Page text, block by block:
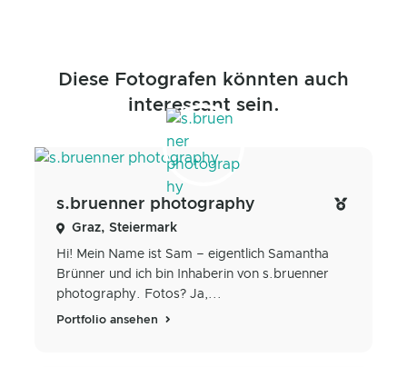
Diese Fotografen könnten auch
interessant sein.
s.bruenner photography
Graz, Steiermark
Hi! Mein Name ist Sam – eigentlich Samantha
Brünner und ich bin Inhaberin von s.bruenner
photography. Fotos? Ja,...
Portfolio ansehen